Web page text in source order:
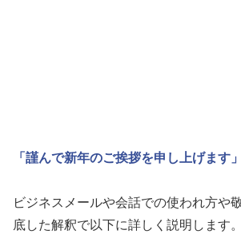
「謹んで新年のご挨拶を申し上げます」
ビジネスメールや会話での使われ方や
底した解釈で以下に詳しく説明します。